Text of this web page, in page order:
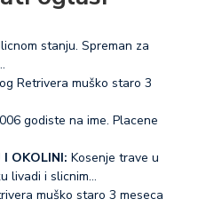
stanju. Spreman za
Retrivera muško staro 3
godiste na ime. Placene
I OKOLINI: Kosenje trave u
livadi i slicnim…
muško staro 3 meseca